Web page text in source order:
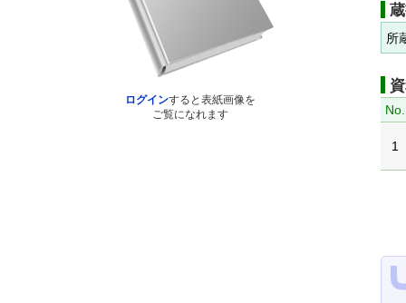
ログインすると表紙画像を
ご覧になれます
所
No.
1